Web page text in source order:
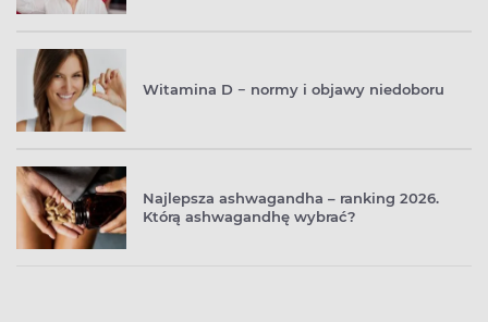
Witamina D − normy i objawy niedoboru
Najlepsza ashwagandha – ranking 2026.
Którą ashwagandhę wybrać?